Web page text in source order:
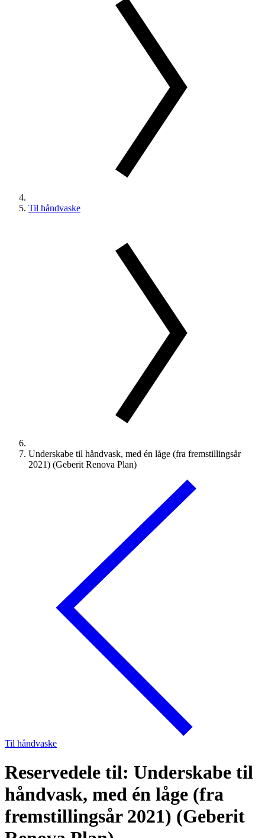
Til håndvaske
Underskabe til håndvask, med én låge (fra fremstillingsår
2021) (Geberit Renova Plan)
Til håndvaske
Reservedele til: Underskabe til
håndvask, med én låge (fra
fremstillingsår 2021) (Geberit